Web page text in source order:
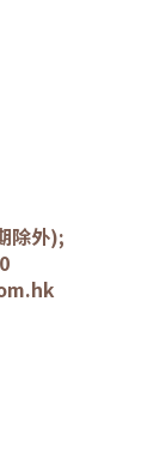
除外);